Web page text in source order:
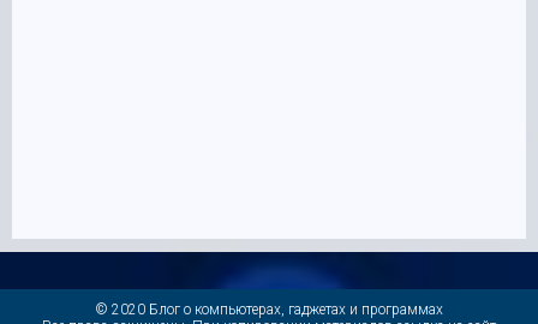
© 2020 Блог о компьютерах, гаджетах и программах